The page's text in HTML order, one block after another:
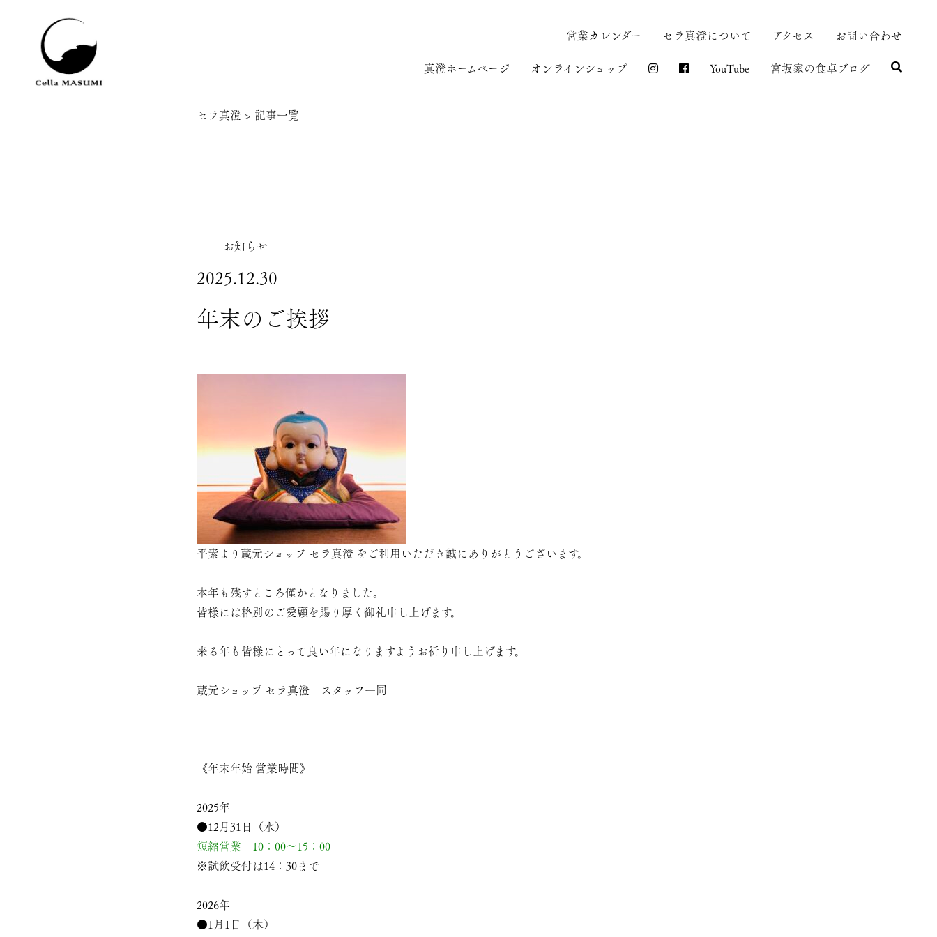
営業カレンダー セラ真澄について アクセス お問い合わせ
真澄ホームページ オンラインショップ YouTube 宮坂家の食卓ブログ
セラ真澄 > 記事一覧
お知らせ
2025.12.30
年末のご挨拶
平素より蔵元ショップ セラ真澄 をご利用いただき誠にありがとうございます。
本年も残すところ僅かとなりました。
皆様には格別のご愛顧を賜り厚く御礼申し上げます。
来る年も皆様にとって良い年になりますようお祈り申し上げます。
蔵元ショップ セラ真澄 スタッフ一同
《年末年始 営業時間》
2025年
●12月31日（水）
短縮営業 10：00～15：00
※試飲受付は14：30まで
2026年
●1月1日（木）